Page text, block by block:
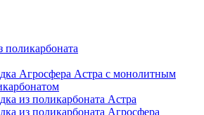
поликарбоната
Агросфера Астра с монолитным
из поликарбоната Астра
из поликарбоната Агросфера